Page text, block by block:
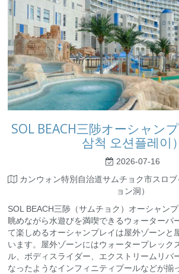
SOL BEACH三陟オーシャン
삼척 오션플레이）
2026-07-16
カンウォン特別自治道サムチョク市スロ
ョン洞）
SOL BEACH三陟（サムチョク）オーシャン
眺めながら水遊びを満喫できるウォーターパ
て楽しめるオーシャンプレイは屋外ゾーンと
います。屋外ゾーンにはウォータープレック
ル、ボディスライダー、エクストリームリバ
なったようなインフィニティプールなどが揃